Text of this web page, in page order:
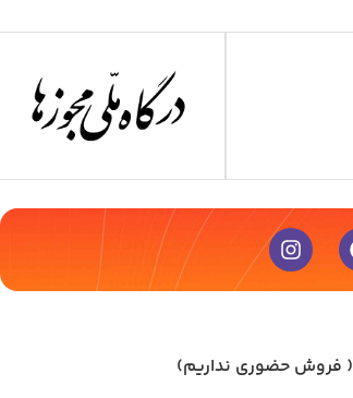
( فروش حضوری نداریم)